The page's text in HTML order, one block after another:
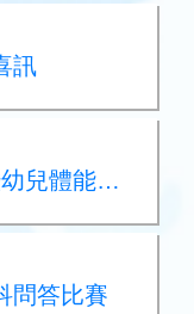
訊
活動速報 - 小一入學講座暨幼兒體能大測試 2026
問答比賽